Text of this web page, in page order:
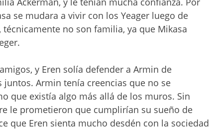
se mudara a vivir con los Yeager luego de
no son familia, ya que Mikasa
y Eren solía defender a Armin de
juntos. Armin tenía creencias que no se
que existía algo más allá de los muros. Sin
le prometieron que cumplirían su sueño de
que Eren sienta mucho desdén con la sociedad